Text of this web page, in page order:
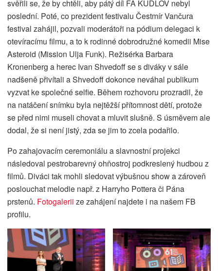
svěřili se, že by chtěli, aby pátý díl FA KUDLOV nebyl
poslední. Poté, co prezident festivalu Čestmír Vančura
festival zahájil, pozvali moderátoři na pódium delegaci k
otevíracímu filmu, a to k rodinné dobrodružné komedii Mise
Asteroid (Mission Ulja Funk). Režisérka Barbara
Kronenberg a herec Ivan Shvedoff se s diváky v sále
nadšeně přivítali a Shvedoff dokonce neváhal publikum
vyzvat ke společné selfie. Během rozhovoru prozradil, že
na natáčení snímku byla nejtěžší přítomnost dětí, protože
se před nimi museli chovat a mluvit slušně. S úsměvem ale
dodal, že si není jistý, zda se jim to zcela podařilo.
Po zahajovacím ceremoniálu a slavnostní projekci
následoval pestrobarevný ohňostroj podkreslený hudbou z
filmů. Diváci tak mohli sledovat výbušnou show a zároveň
poslouchat melodie např. z Harryho Pottera či Pána
prstenů. Fotogalerii ze zahájení najdete i na našem FB
profilu.